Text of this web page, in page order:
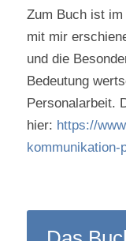
Zum Buch ist im
mit mir
und die
Bedeutung
Personalarbeit.
hier: https://
kommunikation-